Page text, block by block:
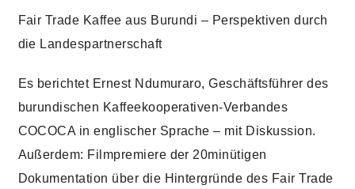
Fair Trade Kaffee aus Burundi – Perspektiven durch
die Landespartnerschaft
Es berichtet Ernest Ndumuraro, Geschäftsführer des
burundischen Kaffeekooperativen-Verbandes
COCOCA in englischer Sprache – mit Diskussion.
Außerdem: Filmpremiere der 20minütigen
Dokumentation über die Hintergründe des Fair Trade